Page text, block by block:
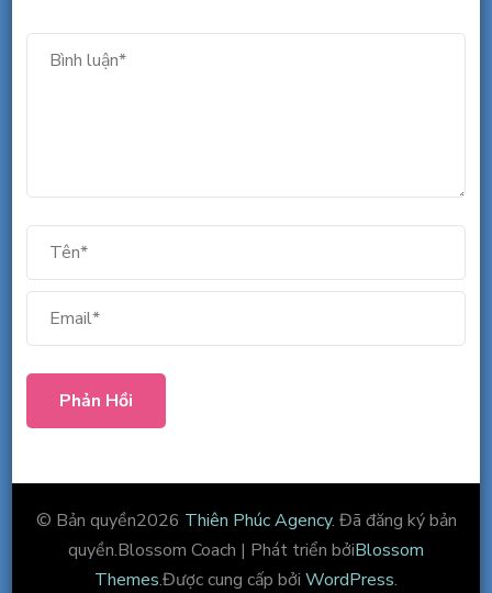
© Bản quyền2026 Thiên Phúc Agency. Đã đăng ký bản
quyền.Blossom Coach | Phát triển bởiBlossom
Themes.Được cung cấp bởi WordPress.